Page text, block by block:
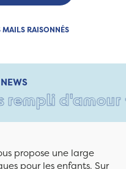
MAILS RAISONNÉS
d'amour •
propose une large
pour les enfants. Sur